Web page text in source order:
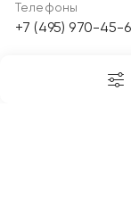
Телефоны
+7 (495) 970-45-